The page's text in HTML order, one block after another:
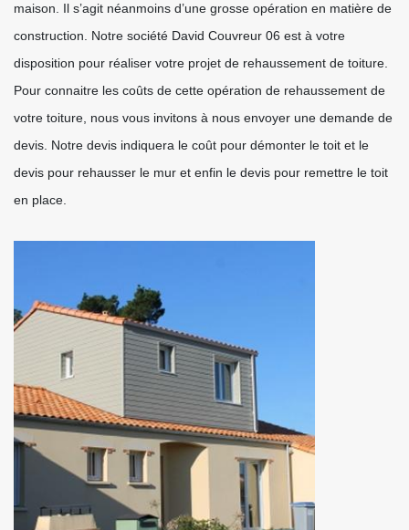
maison. Il s’agit néanmoins d’une grosse opération en matière de
construction. Notre société David Couvreur 06 est à votre
disposition pour réaliser votre projet de rehaussement de toiture.
Pour connaitre les coûts de cette opération de rehaussement de
votre toiture, nous vous invitons à nous envoyer une demande de
devis. Notre devis indiquera le coût pour démonter le toit et le
devis pour rehausser le mur et enfin le devis pour remettre le toit
en place.